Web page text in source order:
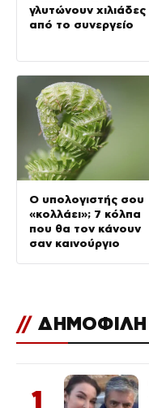
γλυτώνουν χιλιάδες
από το συνεργείο
Ο υπολογιστής σου
«κολλάει»; 7 κόλπα
που θα τον κάνουν
σαν καινούργιο
// ΔΗΜΟΦΙΛΗ
1